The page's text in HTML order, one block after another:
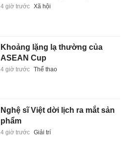
4 giờ trước Xã hội
Khoảng lặng lạ thường của
ASEAN Cup
4 giờ trước Thể thao
Nghệ sĩ Việt dời lịch ra mắt sản
phẩm
4 giờ trước Giải trí